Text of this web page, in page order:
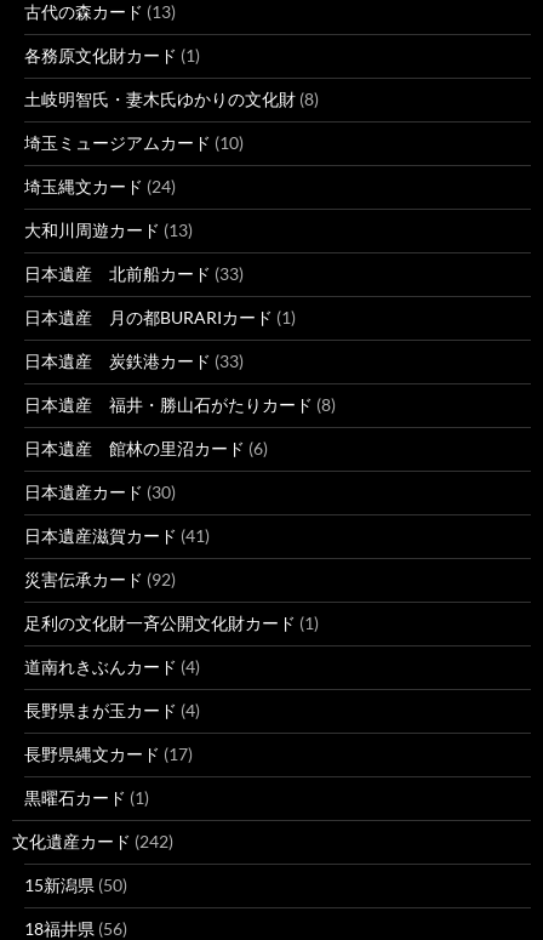
古代の森カード (13)
各務原文化財カード (1)
土岐明智氏・妻木氏ゆかりの文化財 (8)
埼玉ミュージアムカード (10)
埼玉縄文カード (24)
大和川周遊カード (13)
日本遺産 北前船カード (33)
日本遺産 月の都BURARIカード (1)
日本遺産 炭鉄港カード (33)
日本遺産 福井・勝山石がたりカード (8)
日本遺産 館林の里沼カード (6)
日本遺産カード (30)
日本遺産滋賀カード (41)
災害伝承カード (92)
足利の文化財一斉公開文化財カード (1)
道南れきぶんカード (4)
長野県まが玉カード (4)
長野県縄文カード (17)
黒曜石カード (1)
文化遺産カード (242)
15新潟県 (50)
18福井県 (56)